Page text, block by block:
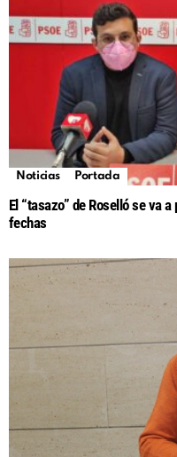
Noticias Portada
El “tasazo” de Roselló se va
fechas